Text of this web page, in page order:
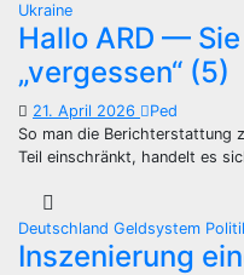
Ukraine
Hallo ARD —
„vergessen“ (5)
21. April 2026
Ped
So man die Berichterstattung
Teil einschränkt, handelt es
Deutschland Geldsystem
Inszenierung